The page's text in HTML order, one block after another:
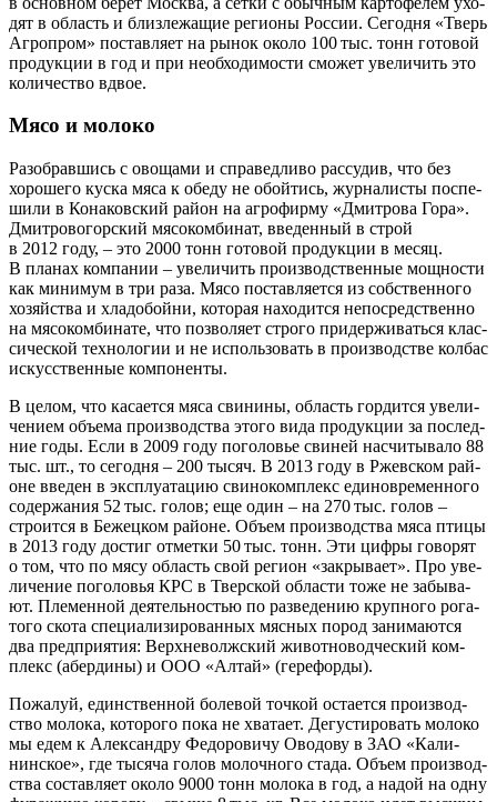
дят в область и близ­ле­жа­щие реги­о­ны Рос­сии. Сего­дня «Тверь
Агро­пром» постав­ля­ет на рынок око­ло 100 тыс. тонн гото­вой
про­дук­ции в год и при необ­хо­ди­мо­сти смо­жет уве­ли­чить это
коли­че­ство вдвое.
Мясо и молоко
Разо­брав­шись с ово­ща­ми и спра­вед­ли­во рас­су­див, что без
хоро­ше­го кус­ка мяса к обе­ду не обой­тись, жур­на­ли­сты поспе­
ши­ли в Кона­ков­ский рай­он на агро­фир­му «Дмит­ро­ва Гора».
Дмит­ро­во­гор­ский мясо­ком­би­нат, вве­ден­ный в строй
в 2012 году, – это 2000 тонн гото­вой про­дук­ции в месяц.
В пла­нах ком­па­нии – уве­ли­чить про­из­вод­ствен­ные мощ­но­сти
как мини­мум в три раза. Мясо постав­ля­ет­ся из соб­ствен­но­го
хозяй­ства и хла­до­бой­ни, кото­рая нахо­дит­ся непо­сред­ствен­но
на мясо­ком­би­на­те, что поз­во­ля­ет стро­го при­дер­жи­вать­ся клас­
си­че­ской тех­но­ло­гии и не исполь­зо­вать в про­из­вод­стве кол­бас
искус­ствен­ные компоненты.
В целом, что каса­ет­ся мяса сви­ни­ны, область гор­дит­ся уве­ли­
че­ни­ем объ­е­ма про­из­вод­ства это­го вида про­дук­ции за послед­
ние годы. Если в 2009 году пого­ло­вье сви­ней насчи­ты­ва­ло 88
тыс. шт., то сего­дня – 200 тысяч. В 2013 году в Ржев­ском рай­
оне вве­ден в экс­плу­а­та­цию сви­но­ком­плекс еди­но­вре­мен­но­го
содер­жа­ния 52 тыс. голов; еще один – на 270 тыс. голов –
стро­ит­ся в Бежец­ком рай­оне. Объ­ем про­из­вод­ства мяса пти­цы
в 2013 году достиг отмет­ки 50 тыс. тонн. Эти циф­ры гово­рят
о том, что по мясу область свой реги­он «закры­ва­ет». Про уве­
ли­че­ние пого­ло­вья КРС в Твер­ской обла­сти тоже не забы­ва­
ют. Пле­мен­ной дея­тель­но­стью по раз­ве­де­нию круп­но­го рога­
то­го ско­та спе­ци­а­ли­зи­ро­ван­ных мяс­ных пород зани­ма­ют­ся
два пред­при­я­тия: Верх­неволжский живот­но­вод­че­ский ком­
плекс (абер­ди­ны) и ООО «Алтай» (гере­фор­ды).
Пожа­луй, един­ствен­ной боле­вой точ­кой оста­ет­ся про­из­вод­
ство моло­ка, кото­ро­го пока не хва­та­ет. Дегу­сти­ро­вать моло­ко
мы едем к Алек­сан­дру Федо­ро­ви­чу Ово­до­ву в ЗАО «Кали­
нин­ское», где тыся­ча голов молоч­но­го ста­да. Объ­ем про­из­вод­
ства состав­ля­ет око­ло 9000 тонн моло­ка в год, а надой на одну